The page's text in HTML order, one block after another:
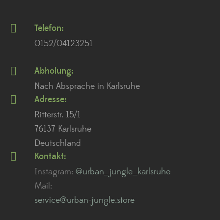
Telefon:
0152/04123251
Abholung:
Nach Absprache in Karlsruhe
Adresse:
Ritterstr. 15/1
76137 Karlsruhe
Deutschland
Kontakt:
Instagram: @urban_jungle_karlsruhe
Mail:
service@urban-jungle.store